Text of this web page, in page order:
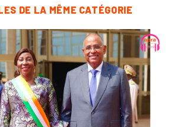
DE LA MÊME CATÉGORIE